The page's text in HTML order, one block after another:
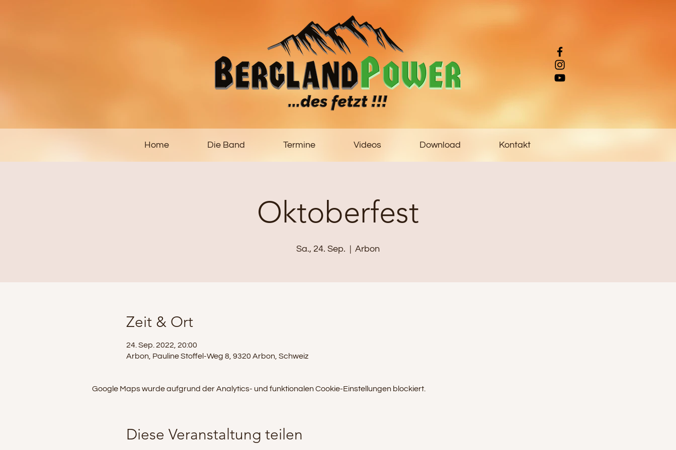
Home Die Band Termine Videos Download Kontakt
Oktoberfest
Sa., 24. Sep.
  |
Arbon
Zeit & Ort
24. Sep. 2022, 20:00
Arbon, Pauline Stoffel-Weg 8, 9320 Arbon, Schweiz
Google Maps wurde aufgrund der Analytics- und funktionalen Cookie-Einstellungen blockiert.
Diese Veranstaltung teilen